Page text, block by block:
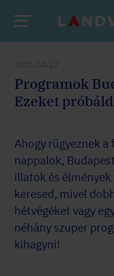
Programok
Ezeket
Ahogy rügyeznek a
nappalok,
illatok és élmények
keresed, mivel
hétvégéket vagy
néhány szuper
kihagyni!